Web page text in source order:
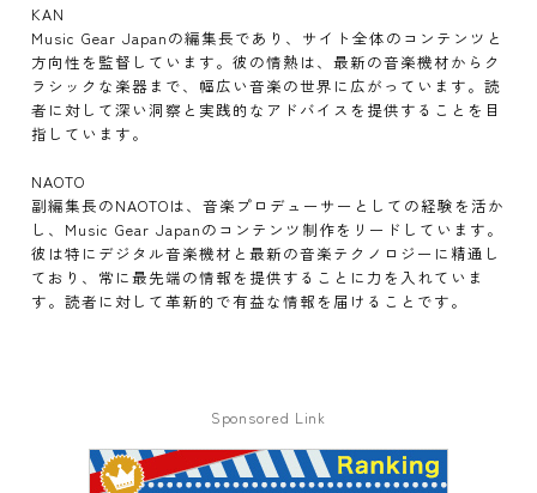
KAN
Music Gear Japanの編集長であり、サイト全体のコンテンツと
方向性を監督しています。彼の情熱は、最新の音楽機材からク
ラシックな楽器まで、幅広い音楽の世界に広がっています。読
者に対して深い洞察と実践的なアドバイスを提供することを目
指しています。
NAOTO
副編集長のNAOTOは、音楽プロデューサーとしての経験を活か
し、Music Gear Japanのコンテンツ制作をリードしています。
彼は特にデジタル音楽機材と最新の音楽テクノロジーに精通し
ており、常に最先端の情報を提供することに力を入れていま
す。読者に対して革新的で有益な情報を届けることです。
Sponsored Link